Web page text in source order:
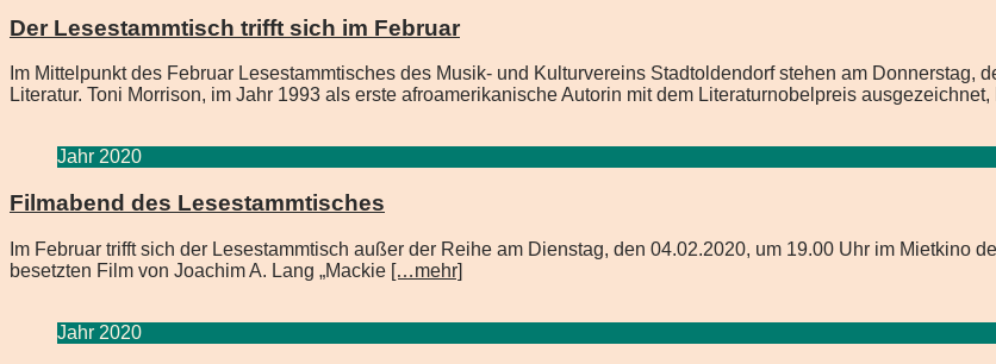
Der Lesestammtisch trifft sich im Februar
Im Mittelpunkt des Februar Lesestammtisches des Musik- und Kulturvereins Stadtoldendorf stehen am Donnerstag,
Literatur. Toni Morrison, im Jahr 1993 als erste afroamerikanische Autorin mit dem Literaturnobelpreis ausgezeichnet,
Jahr 2020
Filmabend des Lesestammtisches
Im Februar trifft sich der Lesestammtisch außer der Reihe am Dienstag, den 04.02.2020, um 19.00 Uhr im Mietkino
besetzten Film von Joachim A. Lang „Mackie […mehr]
Jahr 2020